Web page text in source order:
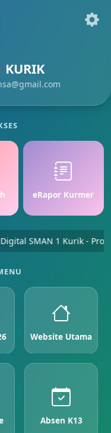
KURIK
eRapor Kurmer
SMAN 1 Kurik - Prov.
Website Utama
Absen K13